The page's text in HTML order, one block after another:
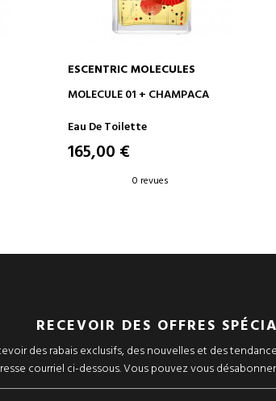
AJOUTER AU PANIER
ESCENTRIC MOLECULES
MOLECULE 01 + CHAMPACA
Eau De Toilette
165,00 €
0 revues
RECEVOIR DES OFFRES
des rabais exclusifs, des nouvelles et des
courriel ci-dessous. Vous pouvez vous